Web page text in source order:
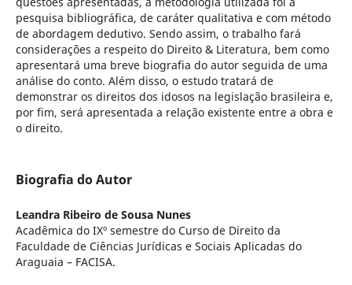
pesquisa bibliográfica, de caráter qualitativa e com método
de abordagem dedutivo. Sendo assim, o trabalho fará
considerações a respeito do Direito & Literatura, bem como
apresentará uma breve biografia do autor seguida de uma
análise do conto. Além disso, o estudo tratará de
demonstrar os direitos dos idosos na legislação brasileira e,
por fim, será apresentada a relação existente entre a obra e
o direito.
Biografia do Autor
Leandra Ribeiro de Sousa Nunes
Acadêmica do IXº semestre do Curso de Direito da
Faculdade de Ciências Jurídicas e Sociais Aplicadas do
Araguaia – FACISA.